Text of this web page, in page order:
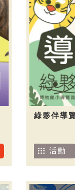
綠夥伴導
活動